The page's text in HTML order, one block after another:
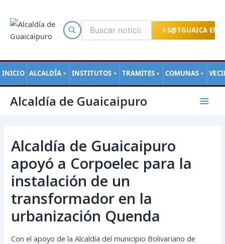
S@TGUAICA EN
INICIO ALCALDÍA ▼ INSTITUTOS ▼ TRAMITES ▼ COMUNAS ▼
contenido
Alcaldía de Guaicaipuro
Main
Alcaldía de Guaicaipuro
apoyó a Corpoelec para la
instalación de un
transformador en la
urbanización Quenda
Con el apoyo de la Alcaldía del municipio Bolivariano de
de